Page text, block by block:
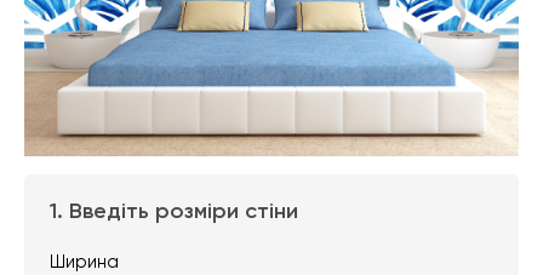
1. Введіть розміри стіни
Ширина